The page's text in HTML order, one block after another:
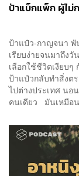
ป้าแบ็กแพ็ก ผู้ไม่
ป้าแป๋ว-กาญจนา พั
เรียบง่ายจนมาถึง
เลือกใช้ชีวิตเงียบๆ
ป้าแป๋วกลับทำสิ่งต
ไปต่างประเทศ น
คนเดียว มันเหมือ